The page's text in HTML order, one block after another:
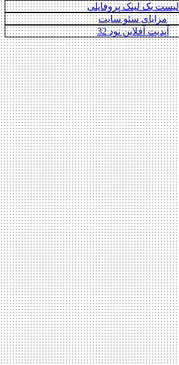
لیست بک لینک پروفایلی
مزایای سئو سایت
آپدیت آفلاین نود 32